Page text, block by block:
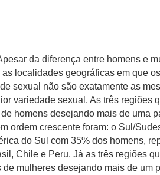
da diferença entre homens e
localidades geográficas em que
sexual não são exatamente as
variedade sexual. As três regiões
homens desejando mais de uma
ordem crescente foram: o Sul/
do Sul com 35% dos homens,
Chile e Peru. Já as três regiões
de mulheres desejando mais de um